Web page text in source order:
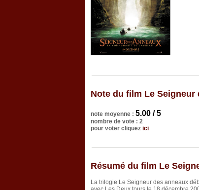
Note du film Le Seigneur
note moyenne : 5.00 / 5
nombre de vote : 2
pour voter cliquez ici
Résumé du film Le
La trilogie Le Seigneur des anneaux